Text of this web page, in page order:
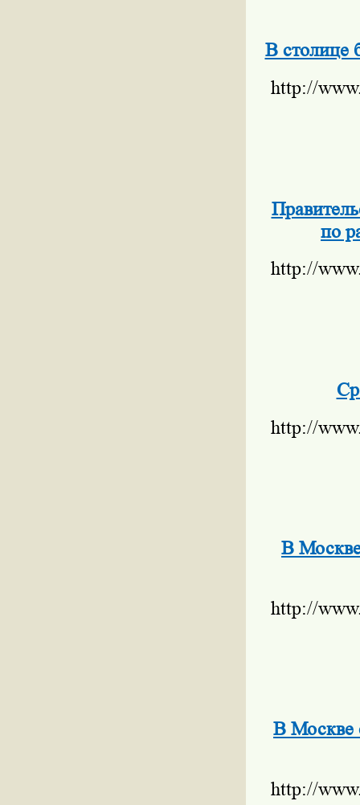
В столице
http://
по
http://
http://
В
http://
В Москве
http://